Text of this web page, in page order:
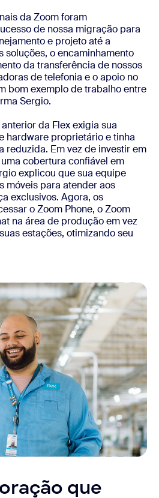
da Zoom foram
de nossa migração para
e projeto até a
soluções, o encaminhamento
da transferência de nossos
de telefonia e o apoio no
bom exemplo de trabalho entre
Sergio.
da Flex exigia sua
hardware proprietário e tinha
reduzida. Em vez de investir em
cobertura confiável em
explicou que sua equipe
móveis para atender aos
exclusivos. Agora, os
o Zoom Phone, o Zoom
na área de produção em vez
estações, otimizando seu
que